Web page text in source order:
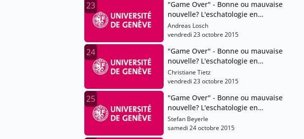
23
"Game Over" - Bonne ou mauvaise
nouvelle? L'eschatologie en
question
Andreas Losch
vendredi 23 octobre 2015
24
"Game Over" - Bonne ou mauvaise
nouvelle? L'eschatologie en
question
Christiane Tietz
vendredi 23 octobre 2015
25
"Game Over" - Bonne ou mauvaise
nouvelle? L'eschatologie en
question
Stefan Beyerle
samedi 24 octobre 2015